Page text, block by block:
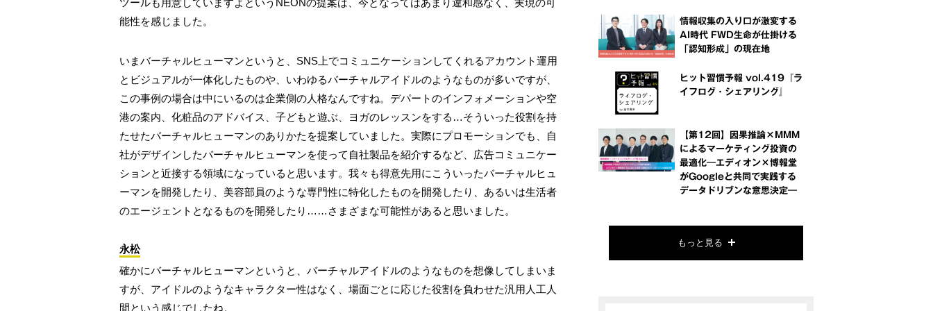
能性を感じました。
いまバーチャルヒューマンというと、SNS上でコミュニケーションしてくれるアカウント運用
とビジュアルが一体化したものや、いわゆるバーチャルアイドルのようなものが多いですが、
この事例の場合は中にいるのは企業側の人格なんですね。デパートのインフォメーションや空
港の案内、化粧品のアドバイス、子どもと遊ぶ、ヨガのレッスンをする…そういった役割を持
たせたバーチャルヒューマンのありかたを提案していました。実際にプロモーションでも、自
社がデザインしたバーチャルヒューマンを使って自社製品を紹介するなど、広告コミュニケー
ションと近接する領域になっていると思います。我々も得意先用にこういったバーチャルヒュ
ーマンを開発したり、美容部員のような専門性に特化したものを開発したり、あるいは生活者
のエージェントとなるものを開発したり……さまざまな可能性があると思いました。
永松
確かにバーチャルヒューマンというと、バーチャルアイドルのようなものを想像してしまいま
すが、アイドルのようなキャラクター性はなく、場面ごとに応じた役割を負わせた汎用人工人
間という感じでしたね。
情報収集の入り口が激変する
AI時代 FWD生命が仕掛ける
「認知形成」の現在地
ヒット習慣予報 vol.419『ラ
イフログ・シェアリング』
【第12回】因果推論×MMM
によるマーケティング投資の
最適化―エディオン×博報堂
がGoogleと共同で実践する
データドリブンな意思決定―
もっと見る